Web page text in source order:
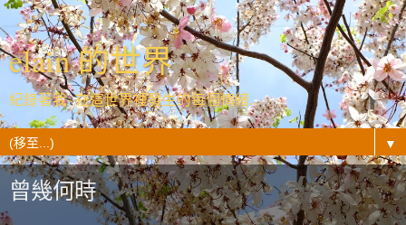
elain 的世界
紀錄著我- 在這世界裡發生的每個情緒...
▼
曾幾何時